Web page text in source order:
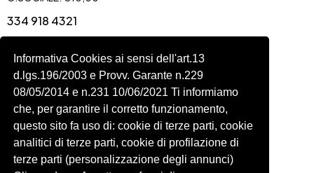
Informativa Cookies ai sensi dell'art.13
d.lgs.196/2003 e Provv. Garante n.229
08/05/2014 e n.231 10/06/2021 Ti informiamo
che, per garantire il corretto funzionamento,
questo sito fa uso di: cookie di terze parti, cookie
analitici di terze parti, cookie di profilazione di
terze parti (personalizzazione degli annunci)
334 918 4321
Shop
Shop
Donna
Bambini
Accessori
Account
Carrello
Profilo
Ordini
Wishlist
Spedizioni e Resi